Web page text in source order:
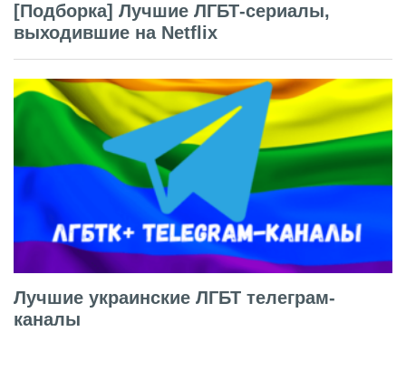
[Подборка] Лучшие ЛГБТ-сериалы,
выходившие на Netflix
Лучшие украинские ЛГБТ телеграм-
каналы